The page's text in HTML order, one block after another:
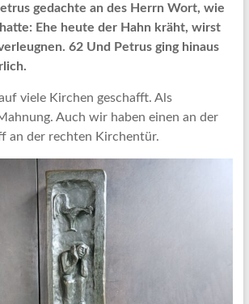
gedachte an des Herrn Wort, wie
Ehe heute der Hahn kräht, wirst
62 Und Petrus ging hinaus
viele Kirchen geschafft. Als
Auch wir haben einen an der
an der rechten Kirchentür.